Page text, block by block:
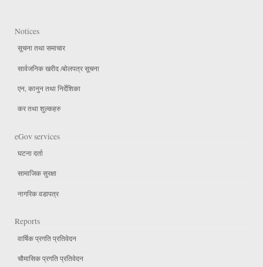
Notices
सूचना तथा समाचार
सार्वजनिक खरीद /बोलपत्र सूचना
एन, कानुन तथा निर्देशिका
कर तथा शुल्कहरु
eGov services
घटना दर्ता
सामाजिक सुरक्षा
नागरिक वडापत्र
Reports
वार्षिक प्रगति प्रतिवेदन
चौमासिक प्रगति प्रतिवेदन